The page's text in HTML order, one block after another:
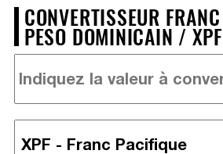
CONVERTISSEUR
PESO DOMINICAIN /